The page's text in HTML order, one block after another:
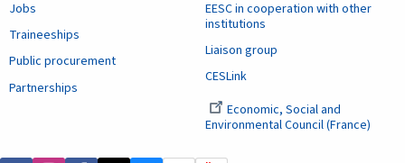
Jobs
Traineeships
Public procurement
Partnerships
EESC in cooperation with other
institutions
Liaison group
CESLink
Economic, Social and
Environmental Council (France)